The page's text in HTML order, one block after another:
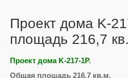
Проект дома K-
площадь 216,7
Проект дома K-217-1P.
Общая площадь 216,7 кв.м.